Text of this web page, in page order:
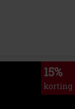
15%
korting